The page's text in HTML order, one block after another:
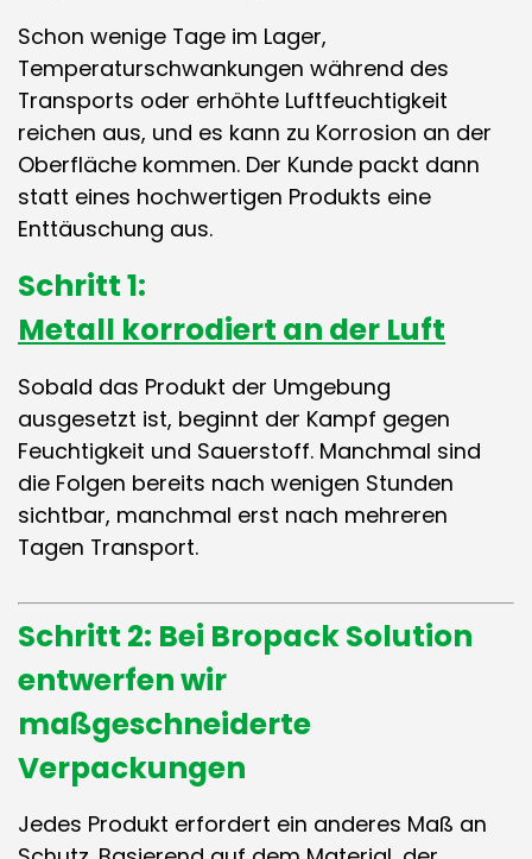
Schon wenige Tage im Lager,
Temperaturschwankungen während des
Transports oder erhöhte Luftfeuchtigkeit
reichen aus, und es kann zu Korrosion an der
Oberfläche kommen. Der Kunde packt dann
statt eines hochwertigen Produkts eine
Enttäuschung aus.
Schritt 1:
Metall korrodiert an der Luft
Sobald das Produkt der Umgebung
ausgesetzt ist, beginnt der Kampf gegen
Feuchtigkeit und Sauerstoff. Manchmal sind
die Folgen bereits nach wenigen Stunden
sichtbar, manchmal erst nach mehreren
Tagen Transport.
Schritt 2: Bei Bropack Solution
entwerfen wir
maßgeschneiderte
Verpackungen
Jedes Produkt erfordert ein anderes Maß an